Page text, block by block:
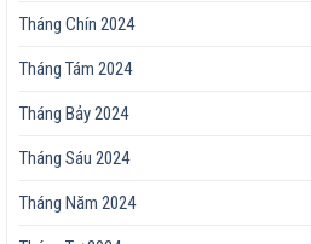
Tháng Chín 2024
Tháng Tám 2024
Tháng Bảy 2024
Tháng Sáu 2024
Tháng Năm 2024